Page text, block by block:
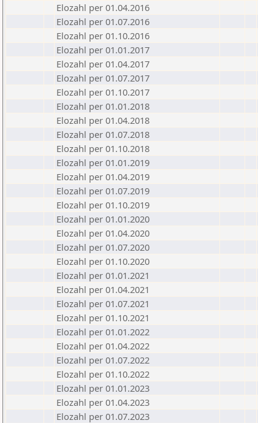
Elozahl per 01.04.2016
Elozahl per 01.07.2016
Elozahl per 01.10.2016
Elozahl per 01.01.2017
Elozahl per 01.04.2017
Elozahl per 01.07.2017
Elozahl per 01.10.2017
Elozahl per 01.01.2018
Elozahl per 01.04.2018
Elozahl per 01.07.2018
Elozahl per 01.10.2018
Elozahl per 01.01.2019
Elozahl per 01.04.2019
Elozahl per 01.07.2019
Elozahl per 01.10.2019
Elozahl per 01.01.2020
Elozahl per 01.04.2020
Elozahl per 01.07.2020
Elozahl per 01.10.2020
Elozahl per 01.01.2021
Elozahl per 01.04.2021
Elozahl per 01.07.2021
Elozahl per 01.10.2021
Elozahl per 01.01.2022
Elozahl per 01.04.2022
Elozahl per 01.07.2022
Elozahl per 01.10.2022
Elozahl per 01.01.2023
Elozahl per 01.04.2023
Elozahl per 01.07.2023